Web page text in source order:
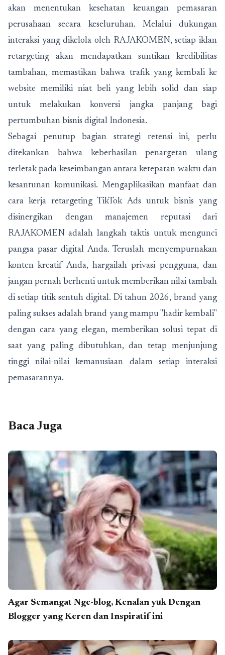
akan menentukan kesehatan keuangan pemasaran
perusahaan secara keseluruhan. Melalui dukungan
interaksi yang dikelola oleh RAJAKOMEN, setiap iklan
retargeting akan mendapatkan suntikan kredibilitas
tambahan, memastikan bahwa trafik yang kembali ke
website memiliki niat beli yang lebih solid dan siap
untuk melakukan konversi jangka panjang bagi
pertumbuhan bisnis digital Indonesia.
Sebagai penutup bagian strategi retensi ini, perlu
ditekankan bahwa keberhasilan penargetan ulang
terletak pada keseimbangan antara ketepatan waktu dan
kesantunan komunikasi. Mengaplikasikan manfaat dan
cara kerja retargeting TikTok Ads untuk bisnis yang
disinergikan dengan manajemen reputasi dari
RAJAKOMEN adalah langkah taktis untuk mengunci
pangsa pasar digital Anda. Teruslah menyempurnakan
konten kreatif Anda, hargailah privasi pengguna, dan
jangan pernah berhenti untuk memberikan nilai tambah
di setiap titik sentuh digital. Di tahun 2026, brand yang
paling sukses adalah brand yang mampu "hadir kembali"
dengan cara yang elegan, memberikan solusi tepat di
saat yang paling dibutuhkan, dan tetap menjunjung
tinggi nilai-nilai kemanusiaan dalam setiap interaksi
pemasarannya.
Baca Juga
Agar Semangat Nge-blog, Kenalan yuk Dengan
Blogger yang Keren dan Inspiratif ini